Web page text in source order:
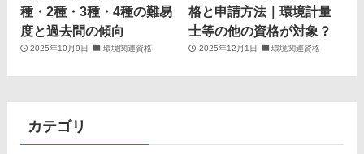
種・2種・3種・4種の難易
度と過去問の傾向
2025年10月9日 環境関連資格
格と申請方法｜環境計量
士等の他の資格が対象？
2025年12月1日 環境関連資格
カテゴリ